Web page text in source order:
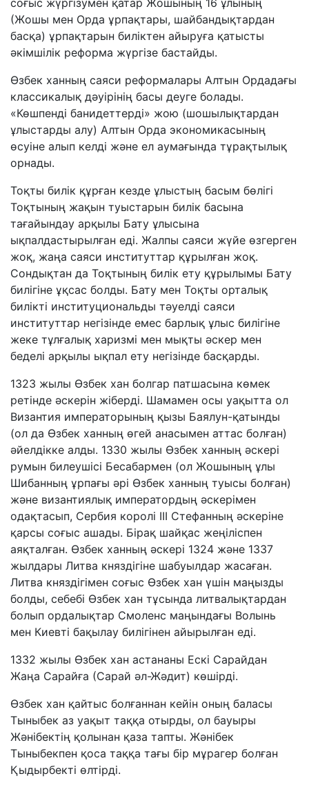
соғыс жүргізумен қатар Жошының 16 ұлының
(Жошы мен Орда ұрпақтары, шайбандықтардан
басқа) ұрпақтарын биліктен айыруға қатысты
әкімшілік реформа жүргізе бастайды.
Өзбек ханның саяси реформалары Алтын Ордадағы
классикалық дәуірінің басы деуге болады.
«Көшпенді банидеттерді» жою (шошылықтардан
ұлыстарды алу) Алтын Орда экономикасының
өсуіне алып келді және ел аумағында тұрақтылық
орнады.
Тоқты билік құрған кезде ұлыстың басым бөлігі
Тоқтының жақын туыстарын билік басына
тағайындау арқылы Бату ұлысына
ықпалдастырылған еді. Жалпы саяси жүйе өзгерген
жоқ, жаңа саяси институттар құрылған жоқ.
Сондықтан да Тоқтының билік ету құрылымы Бату
билігіне ұқсас болды. Бату мен Тоқты орталық
билікті институциональды тәуелді саяси
институттар негізінде емес барлық ұлыс билігіне
жеке тұлғалық харизмі мен мықты әскер мен
беделі арқылы ықпал ету негізінде басқарды.
1323 жылы Өзбек хан болгар патшасына көмек
ретінде әскерін жіберді. Шамамен осы уақытта ол
Византия императорының қызы Баялун-қатынды
(ол да Өзбек ханның өгей анасымен аттас болған)
әйелдікке алды. 1330 жылы Өзбек ханның әскері
румын билеушісі Бесабармен (ол Жошының ұлы
Шибанның ұрпағы әрі Өзбек ханның туысы болған)
және византиялық императордың әскерімен
одақтасып, Сербия королі ІІІ Стефанның әскеріне
қарсы соғыс ашады. Бірақ шайқас жеңіліспен
аяқталған. Өзбек ханның әскері 1324 және 1337
жылдары Литва княздігіне шабуылдар жасаған.
Литва княздігімен соғыс Өзбек хан үшін маңызды
болды, себебі Өзбек хан тұсында литвалықтардан
болып ордалықтар Смоленс маңындағы Волынь
мен Киевті бақылау билігінен айырылған еді.
1332 жылы Өзбек хан астананы Ескі Сарайдан
Жаңа Сарайға (Сарай әл-Жәдит) көшірді.
Өзбек хан қайтыс болғаннан кейін оның баласы
Тыныбек аз уақыт таққа отырды, ол бауыры
Жәнібектің қолынан қаза тапты. Жәнібек
Тыныбекпен қоса таққа тағы бір мұрагер болған
Қыдырбекті өлтірді.